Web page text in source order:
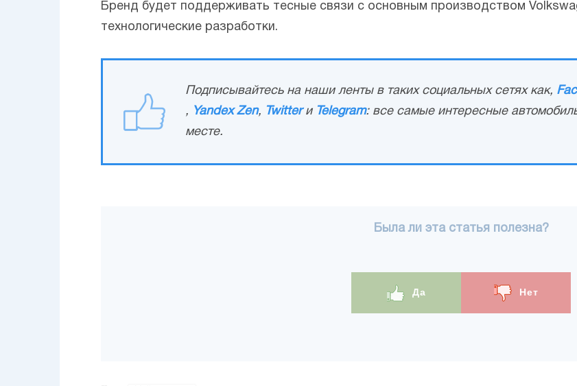
Бренд будет поддерживать тесные связи с основным производством
технологические разработки.
Подписывайтесь на наши ленты в таких социальных сетях как,
, Yandex Zen, Twitterи Telegram: все самые интересные
месте.
Была ли эта статья полезна?
Да Нет